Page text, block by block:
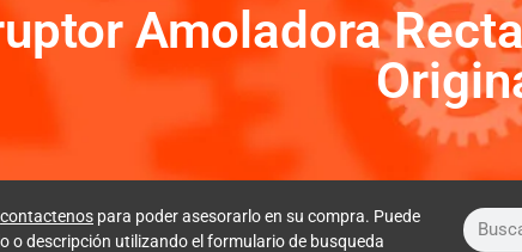
Amoladora
contactenos para poder asesorarlo en su compra. Puede
o descripción utilizando el formulario de busqueda